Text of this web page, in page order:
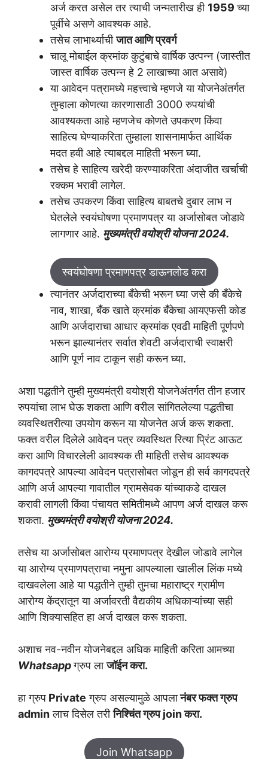
अर्ज करत असेल तर त्याची जन्मतारीख ही 1959च्या
पूर्वीचे असणे आवश्यक आहे.
तसेच लाभार्थ्याचीजात आणि प्रवर्ग
चालू मोबाईल क्रमांक कुटुंबाचे वार्षिक उत्पन्न (जास्तीत
जास्त वार्षिक उत्पन्न हे 2 लाखाच्या आत असावे)
या आवेदन पत्रामध्ये महत्त्वाचे म्हणजे या योजनेअंतर्गत
तुम्हाला कोणत्या कारणासाठी 3000 रुपयांची
आवश्यकता आहे म्हणजेच कोणते उपकरण किंवा
साहित्य घेण्याकरिता तुम्हाला शासनामार्फत आर्थिक
मदत हवी आहे त्याबद्दल माहिती भरून घ्या.
तसेच हे साहित्य खरेदी करण्याकरिता अंदाजीत खर्चाची
रक्कम भरावी लागेल.
तसेच उपकरण किंवा साहित्य बाबतचे दुबार लाभ न
घेतलेले स्वयंघोषणा प्रमाणपत्र या अर्जासोबत जोडावे
लागणार आहे. मुख्यमंत्री वयोश्री योजना 2024.
स्वयंघोषणा प्रमाणपत्र डाऊनलोड करा
त्यानंतर अर्जदाराच्या बँकेची भरून घ्या जसे की बँकेचे
नाव, शाखा, बँक खाते क्रमांक बँकेचा आयएफसी कोड
आणि अर्जदाराचा आधार क्रमांक एवढी माहिती पूर्णपणे
भरून झाल्यानंतर सर्वात शेवटी अर्जदाराची स्वाक्षरी
आणि पूर्ण नाव टाकून सही करून घ्या.
अशा पद्धतीने तुम्ही मुख्यमंत्री वयोश्री योजनेअंतर्गत तीन हजार
रुपयांचा लाभ घेऊ शकता आणि वरील सांगितलेल्या पद्धतीचा
व्यवस्थितरीत्या उपयोग करून या योजनेत अर्ज करू शकता.
फक्त वरील दिलेले आवेदन पत्र व्यवस्थित रित्या प्रिंट आऊट
करा आणि विचारलेली आवश्यक ती माहिती तसेच आवश्यक
कागदपत्रे आपल्या आवेदन पत्रासोबत जोडून ही सर्व कागदपत्रे
आणि अर्ज आपल्या गावातील ग्रामसेवक यांच्याकडे दाखल
करावी लागली किंवा पंचायत समितीमध्ये आपण अर्ज दाखल करू
शकता. मुख्यमंत्री वयोश्री योजना 2024.
तसेच या अर्जासोबत आरोग्य प्रमाणपत्र देखील जोडावे लागेल
या आरोग्य प्रमाणपत्राचा नमुना आपल्याला खालील लिंक मध्ये
दाखवलेला आहे या पद्धतीने तुम्ही तुमचा महाराष्ट्र ग्रामीण
आरोग्य केंद्रातून या अर्जावरती वैद्यकीय अधिकाऱ्यांच्या सही
आणि शिक्यासहित हा अर्ज दाखल करू शकता.
अशाच नव-नवीन योजनेबद्दल अधिक माहिती करिता आमच्या
Whatsappग्रुप लाजॉईन करा.
हा ग्रुप Private ग्रुप असल्यामुळे आपलानंबर फक्त ग्रुप
adminलाच दिसेल तरीनिश्चिंत ग्रुप join करा.
Join Whatsapp